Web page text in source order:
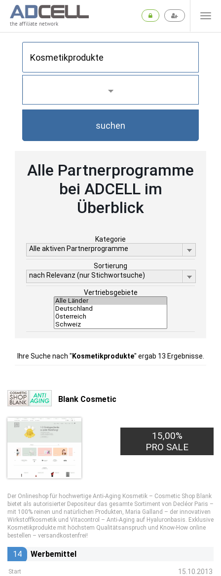
the affiliate network
suchen
Alle Partnerprogramme
bei ADCELL im
Überblick
Kategorie
Alle aktiven Partnerprogramme
Sortierung
nach Relevanz (nur Stichwortsuche)
Vertriebsgebiete
Ihre Suche nach " Kosmetikprodukte" ergab 13 Ergebnisse.
Blank Cosmetic
15,00%
PRO SALE
Der Onlineshop für hochwertige Anti-Aging Kosmetik – Cosmetic Shop Blank
bietet als autorisierter Depositeur das gesamte Sortiment von Decléor Paris –
mit 100% reinen und natürlichen Produkten, Maria Galland – der innovativen
Wirkstoffkosmetik und Vitacontrol – Anti-Aging auf Hyaluronbasis. Exklusive
Kosmetikprodukte mit höchstem Qualitätsanspruch und Know-How online
bestellen – versandkostenfrei!
14 Werbemittel
Start 15.10.2013